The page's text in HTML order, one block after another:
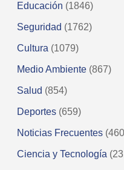
Educación (1846)
Seguridad (1762)
Cultura (1079)
Medio Ambiente (867)
Salud (854)
Deportes (659)
Noticias Frecuentes
Ciencia y Tecnología